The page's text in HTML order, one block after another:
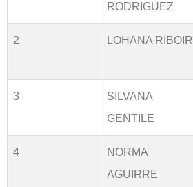
RODRIGUEZ
2 LOHANA RIBOIR
3
SILVANA
GENTILE
4
NORMA
AGUIRRE